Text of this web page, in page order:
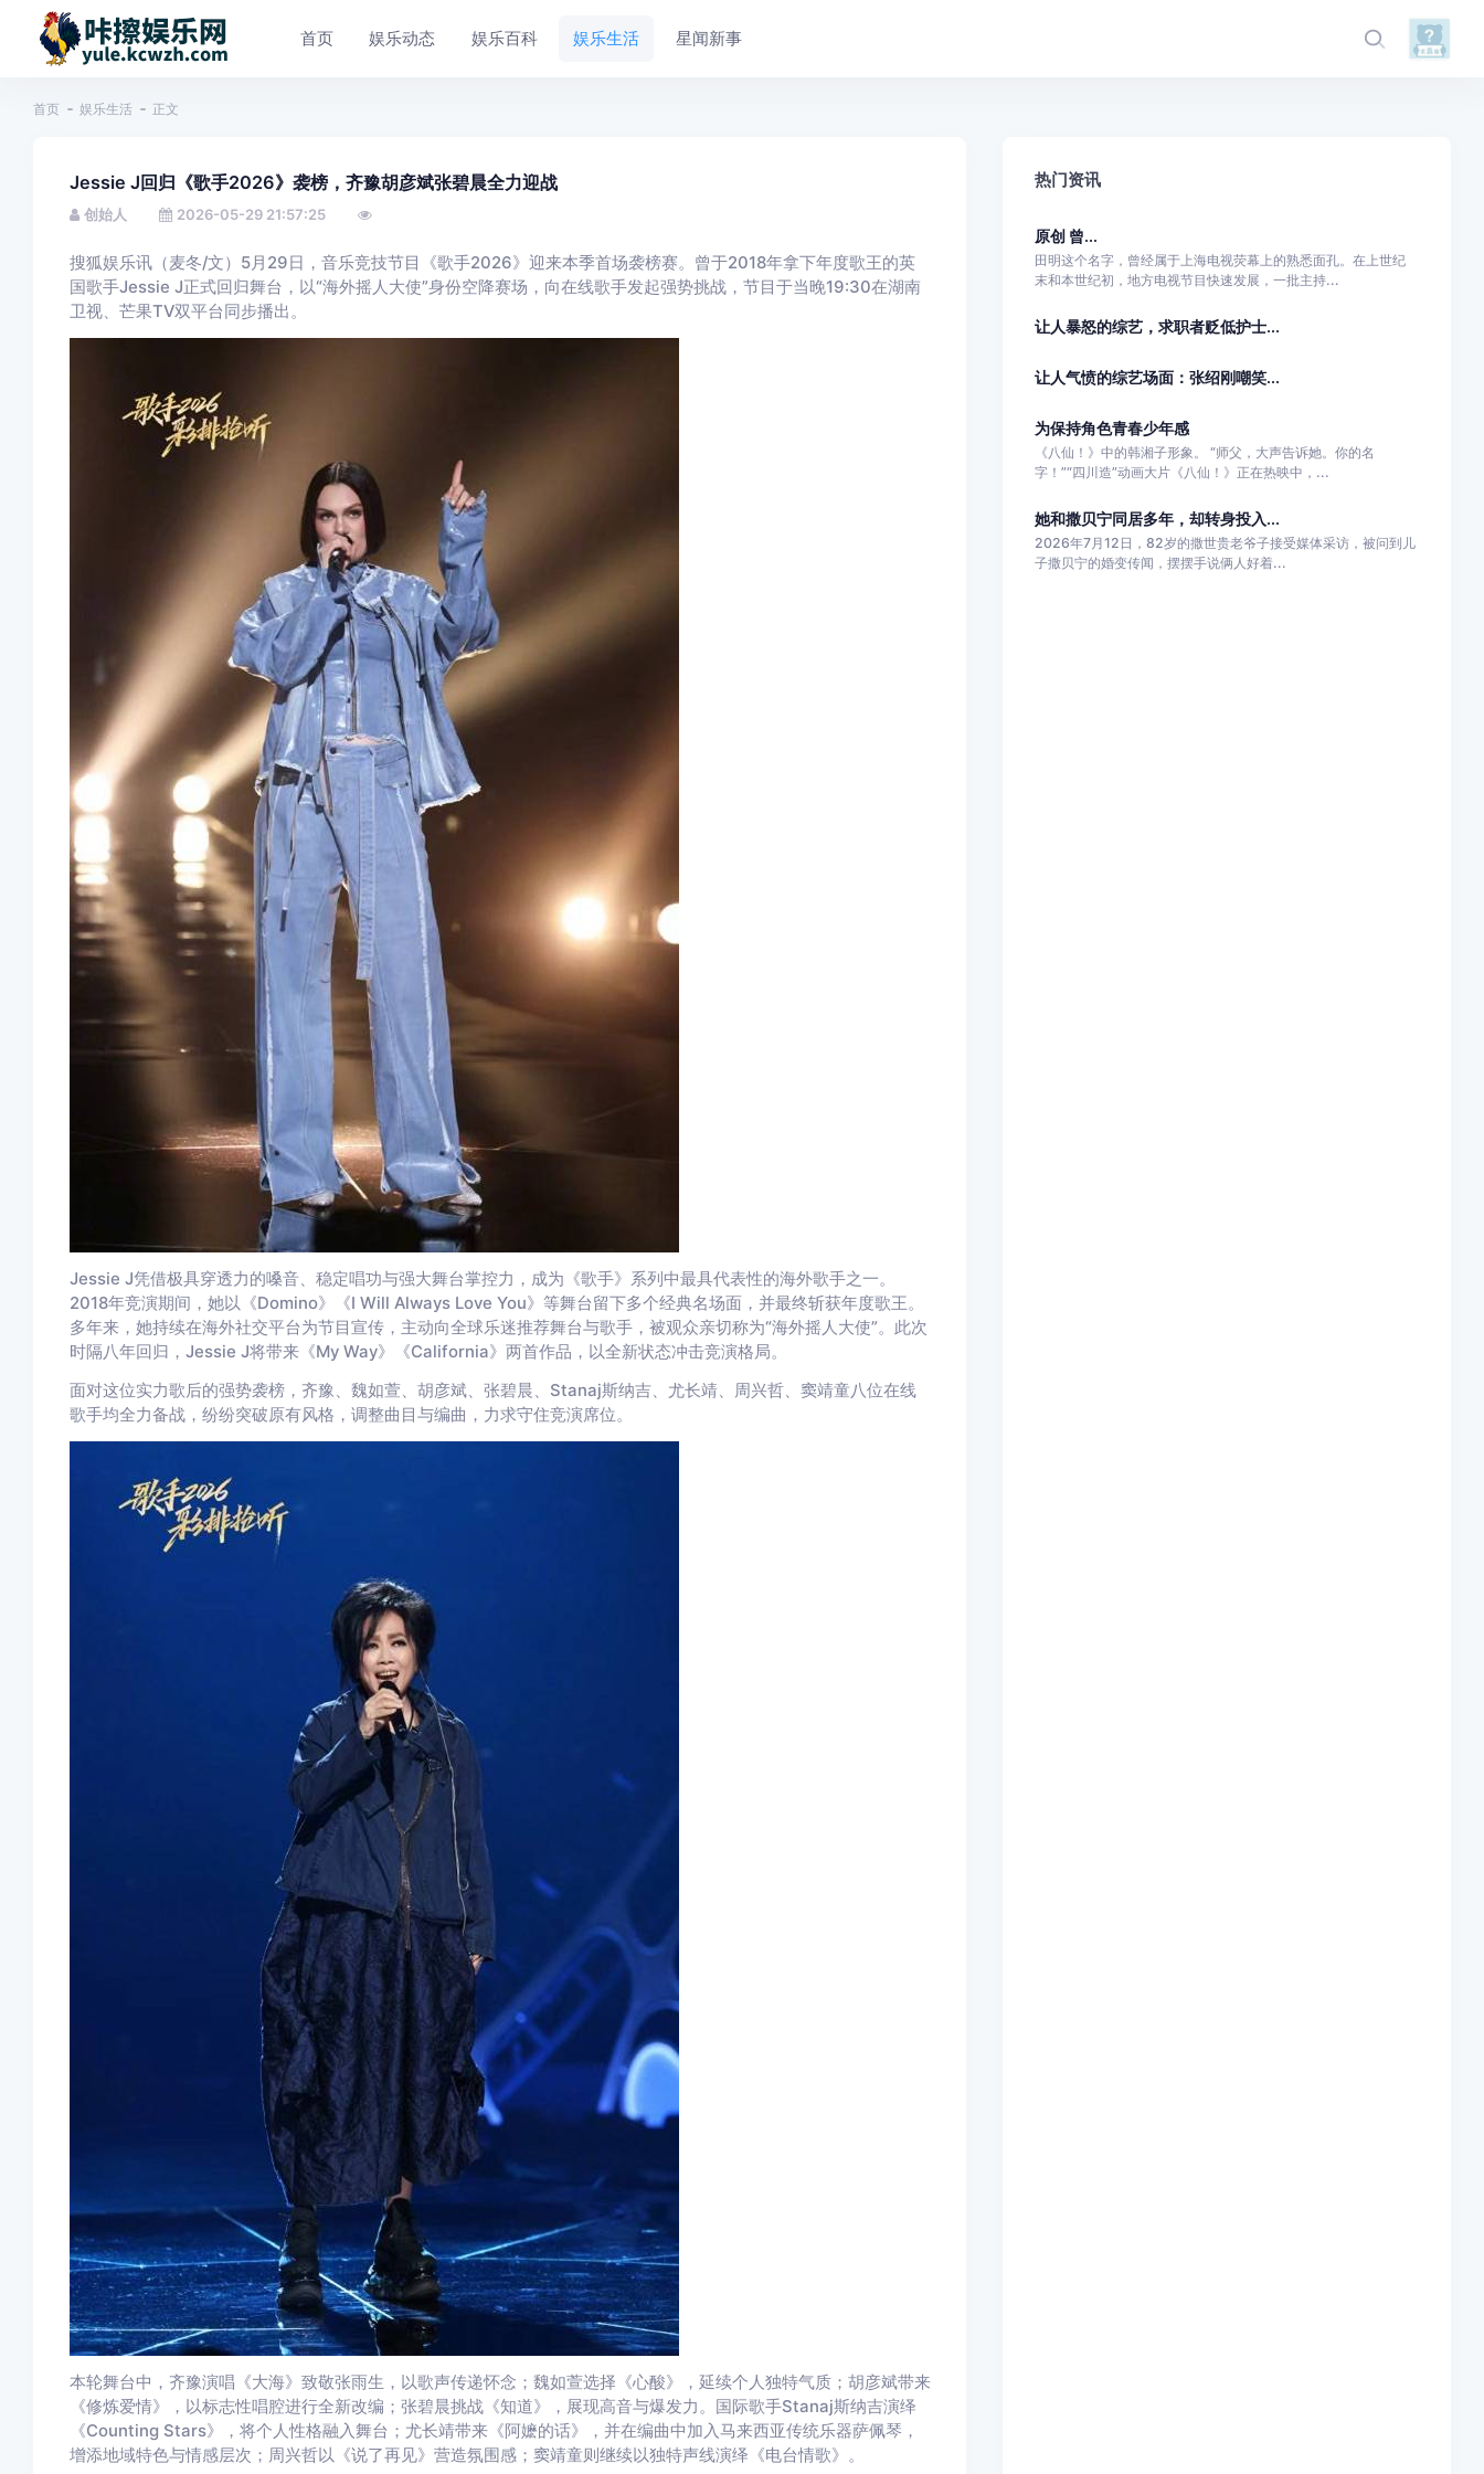
首页 娱乐动态 娱乐百科 娱乐生活 星闻新事
首页 娱乐生活 正文
Jessie J回归《歌手2026》袭榜，齐豫胡彦斌张碧晨全力迎战
创始人 2026-05-29 21:57:25
搜狐娱乐讯（麦冬/文）5月29日，音乐竞技节目《歌手2026》迎来本季首场袭榜赛。曾于2018年拿下年度歌王的英
国歌手Jessie J正式回归舞台，以“海外摇人大使”身份空降赛场，向在线歌手发起强势挑战，节目于当晚19:30在湖南
卫视、芒果TV双平台同步播出。
Jessie J凭借极具穿透力的嗓音、稳定唱功与强大舞台掌控力，成为《歌手》系列中最具代表性的海外歌手之一。
2018年竞演期间，她以《Domino》《I Will Always Love You》等舞台留下多个经典名场面，并最终斩获年度歌王。
多年来，她持续在海外社交平台为节目宣传，主动向全球乐迷推荐舞台与歌手，被观众亲切称为“海外摇人大使”。此次
时隔八年回归，Jessie J将带来《My Way》《California》两首作品，以全新状态冲击竞演格局。
面对这位实力歌后的强势袭榜，齐豫、魏如萱、胡彦斌、张碧晨、Stanaj斯纳吉、尤长靖、周兴哲、窦靖童八位在线
歌手均全力备战，纷纷突破原有风格，调整曲目与编曲，力求守住竞演席位。
本轮舞台中，齐豫演唱《大海》致敬张雨生，以歌声传递怀念；魏如萱选择《心酸》，延续个人独特气质；胡彦斌带来
《修炼爱情》，以标志性唱腔进行全新改编；张碧晨挑战《知道》，展现高音与爆发力。国际歌手Stanaj斯纳吉演绎
《Counting Stars》，将个人性格融入舞台；尤长靖带来《阿嬷的话》，并在编曲中加入马来西亚传统乐器萨佩琴，
增添地域特色与情感层次；周兴哲以《说了再见》营造氛围感；窦靖童则继续以独特声线演绎《电台情歌》。
热门资讯
原创 曾...
田明这个名字，曾经属于上海电视荧幕上的熟悉面孔。在上世纪
末和本世纪初，地方电视节目快速发展，一批主持...
让人暴怒的综艺，求职者贬低护士...
让人气愤的综艺场面：张绍刚嘲笑...
为保持角色青春少年感
《八仙！》中的韩湘子形象。 “师父，大声告诉她。你的名
字！”“四川造”动画大片《八仙！》正在热映中，...
她和撒贝宁同居多年，却转身投入...
2026年7月12日，82岁的撒世贵老爷子接受媒体采访，被问到儿
子撒贝宁的婚变传闻，摆摆手说俩人好着...